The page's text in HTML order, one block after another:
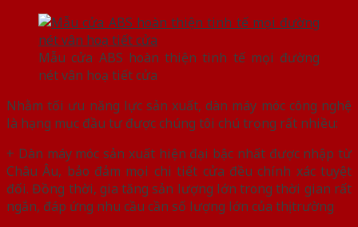
Mẫu cửa ABS hoàn thiện tinh tế mọi đường
nét vân hoạ tiết cửa
Nhằm tối ưu năng lực sản xuất, dàn máy móc công nghệ
là hạng mục đầu tư được chúng tôi chú trọng rất nhiều:
+ Dàn máy móc sản xuất hiện đại bậc nhất được nhập từ
Châu Âu, bảo đảm mọi chi tiết cửa đều chính xác tuyệt
đối. Đồng thời, gia tăng sản lượng lớn trong thời gian rất
ngắn, đáp ứng nhu cầu cần số lượng lớn của thị trường